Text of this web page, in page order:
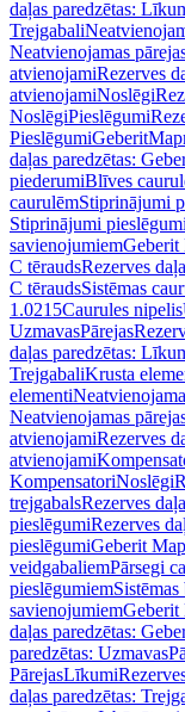
daļas paredzētas:
Trejgabali
Neatvienojamas
atvienojamiRezerves
atvienojamiNoslēgi
NoslēgiPieslēgumi
Pieslēgumi
daļas paredzētas:
piederumiBlīves
caurulēmStiprinājumi
Stiprinājumi
savienojumiemGeberit
C tēraudsRezerves
C tēraudsSistēmas
1.0215Caurules nipelis
UzmavasPārejas
daļas paredzētas:
TrejgabaliKrusta
elementi
Neatvienojamas
atvienojamiRezerves
atvienojami
KompensatoriNoslēgi
trejgabalsRezerves
pieslēgumiRezerves
pieslēgumiGeberit
veidgabaliemPārsegi
pieslēgumiem
savienojumiemGeberit
daļas paredzētas:
paredzētas: Uzmavas
PārejasLīkumi
daļas paredzētas: